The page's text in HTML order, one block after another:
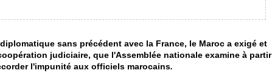
sans précédent avec la France, le Maroc a exigé et
judiciaire, que l'Assemblée nationale examine à partir
l'impunité aux officiels marocains.